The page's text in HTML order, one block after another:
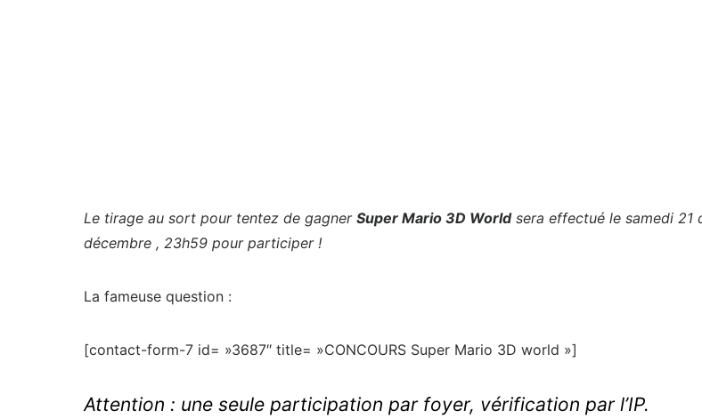
Le tirage au sort pour tentez de gagner Super Mario 3D Worldsera effectué le samedi 21
décembre , 23h59 pour participer !
La fameuse question :
[contact-form-7 id= »3687″ title= »CONCOURS Super Mario 3D world »]
Attention : une seule participation par foyer, vérification par l’IP.